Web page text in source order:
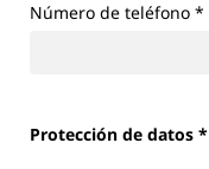
Número de teléfono *
Protección de datos *